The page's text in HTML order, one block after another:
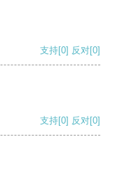
支持[0] 反对[0]
支持[0] 反对[0]